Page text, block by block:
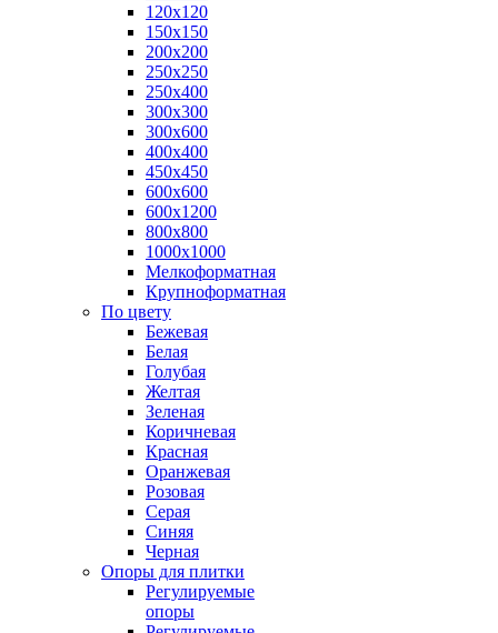
120х120
150х150
200х200
250х250
250х400
300х300
300х600
400х400
450х450
600х600
600х1200
800х800
1000х1000
Мелкоформатная
Крупноформатная
По цвету
Бежевая
Белая
Голубая
Желтая
Зеленая
Коричневая
Красная
Оранжевая
Розовая
Серая
Синяя
Черная
Опоры для плитки
Регулируемые
опоры